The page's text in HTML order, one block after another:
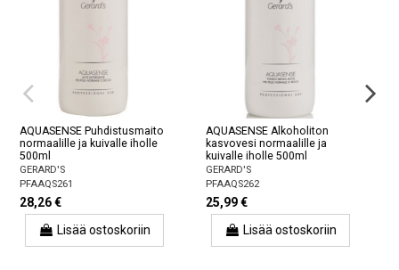
AQUASENSE Puhdistusmaito
normaalille ja kuivalle iholle
500ml
GERARD'S
PFAAQS261
28,26 €
Lisää ostoskoriin
AQUASENSE Alkoholiton
kasvovesi normaalille ja
kuivalle iholle 500ml
GERARD'S
PFAAQS262
25,99 €
Lisää ostoskoriin